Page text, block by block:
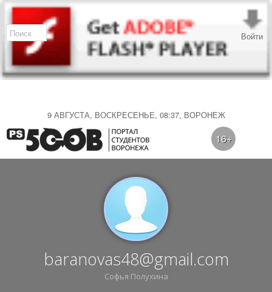
9 АВГУСТА, ВОСКРЕСЕНЬЕ, 08:37, ВОРОНЕЖ
Войти
16+
baranovas48@gmail.com
Софья Полухина